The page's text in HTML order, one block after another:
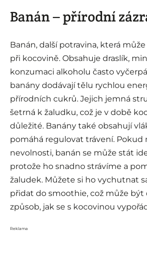
Banán – přírodní
Banán, další potravina, která
při kocovině. Obsahuje draslík,
konzumaci alkoholu často
banány dodávají tělu rychlou
přírodních cukrů. Jejich jemná
šetrná k žaludku, což je v době
důležité. Banány také obsahují
pomáhá regulovat trávení. Pokud
nevolnosti, banán se může stát
protože ho snadno strávíme a
žaludek. Můžete si ho vychutnat
přidat do smoothie, což může být
způsob, jak se s kocovinou
Reklama